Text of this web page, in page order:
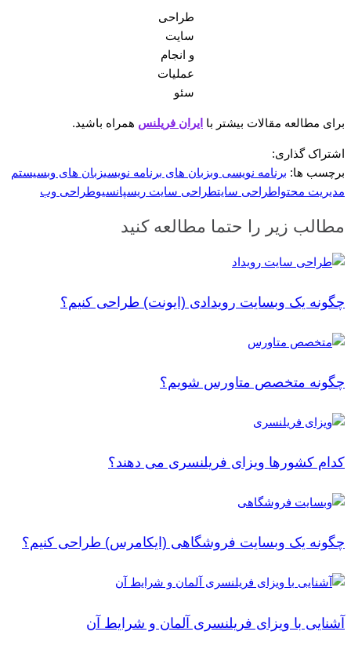
طراحی
سایت
و انجام
عملیات
سئو
برای مطالعه مقالات بیشتر با ایران فریلنس همراه باشید.
اشتراک گذاری:
برچسب ها: برنامه نویسی وبزبان های برنامه نویسیزبان های وبسیستم
مدیریت محتواطراحی سایتطراحی سایت ریسپانسیوطراحی وب
مطالب زیر را حتما مطالعه کنید
چگونه یک وبسایت رویدادی (ایونت) طراحی کنیم؟
چگونه متخصص متاورس شویم؟
کدام کشورها ویزای فریلنسری می دهند؟
چگونه یک وبسایت فروشگاهی (ایکامرس) طراحی کنیم؟
آشنایی با ویزای فریلنسری آلمان و شرایط آن